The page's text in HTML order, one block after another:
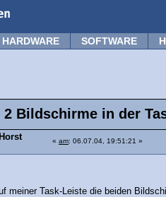
HARDWARE SOFTWARE
2 Bildschirme in der
« am: 06.07.04, 19:51:21 »
meiner Task-Leiste die beiden